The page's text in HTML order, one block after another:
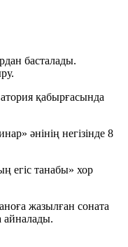
басталады.
қабырғасында
әнінің негізінде 8
егіс танабы» хор
жазылған соната
айналады.